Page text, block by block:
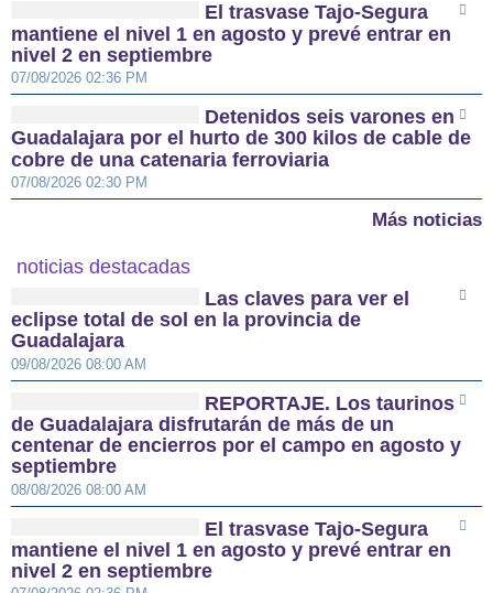
El trasvase Tajo-Segura
mantiene el nivel 1 en agosto y prevé entrar en
nivel 2 en septiembre
07/08/2026 02:36 PM
Detenidos seis varones en
Guadalajara por el hurto de 300 kilos de cable de
cobre de una catenaria ferroviaria
07/08/2026 02:30 PM
Más noticias
noticias destacadas
Las claves para ver el
eclipse total de sol en la provincia de
Guadalajara
09/08/2026 08:00 AM
REPORTAJE. Los taurinos
de Guadalajara disfrutarán de más de un
centenar de encierros por el campo en agosto y
septiembre
08/08/2026 08:00 AM
El trasvase Tajo-Segura
mantiene el nivel 1 en agosto y prevé entrar en
nivel 2 en septiembre